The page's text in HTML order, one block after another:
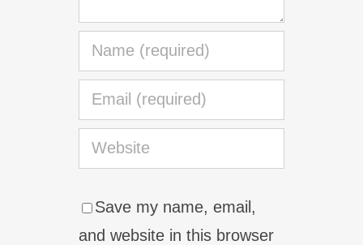
Save my name, email,
and website in this browser